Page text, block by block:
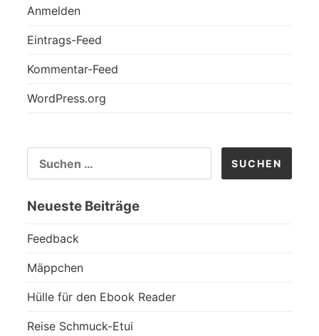
Anmelden
Eintrags-Feed
Kommentar-Feed
WordPress.org
NACH:
Neueste Beiträge
Feedback
Mäppchen
Hülle für den Ebook Reader
Reise Schmuck-Etui